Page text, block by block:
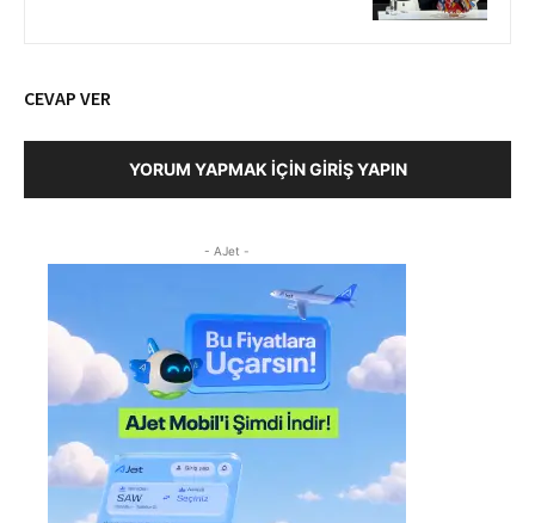
CEVAP VER
YORUM YAPMAK İÇIN GIRIŞ YAPIN
- AJet -